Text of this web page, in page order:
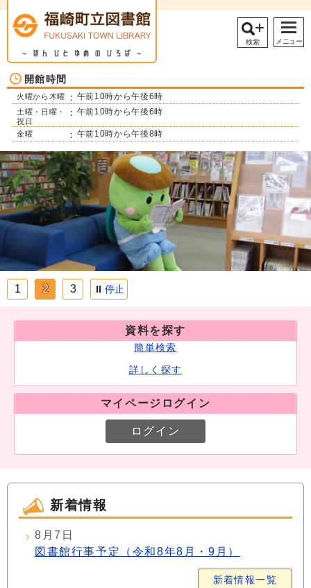
検索 メニュー
開館時間
火曜から木曜 ： 午前10時から午後6時
土曜・日曜・
祝日
： 午前10時から午後6時
金曜 ： 午前10時から午後8時
1 2 3 停止
資料を探す
簡単検索
詳しく探す
マイページログイン
ログイン
新着情報
8月7日
図書館行事予定（令和8年8月・9月）
新着情報一覧